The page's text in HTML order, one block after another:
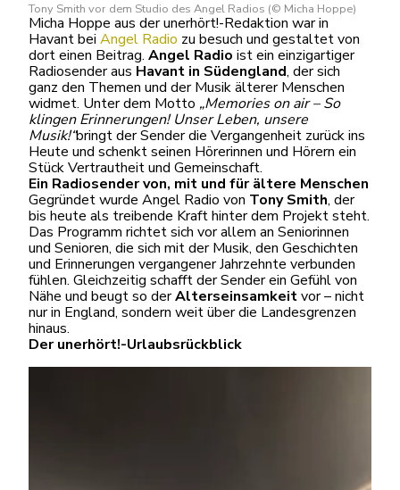
Tony Smith vor dem Studio des Angel Radios (© Micha Hoppe)
Micha Hoppe aus der unerhört!-Redaktion war in
Havant bei Angel Radio zu besuch und gestaltet von
dort einen Beitrag. Angel Radio ist ein einzigartiger
Radiosender aus Havant in Südengland, der sich
ganz den Themen und der Musik älterer Menschen
widmet. Unter dem Motto „Memories on air – So
klingen Erinnerungen! Unser Leben, unsere
Musik!“bringt der Sender die Vergangenheit zurück ins
Heute und schenkt seinen Hörerinnen und Hörern ein
Stück Vertrautheit und Gemeinschaft.
Ein Radiosender von, mit und für ältere Menschen
Gegründet wurde Angel Radio von Tony Smith, der
bis heute als treibende Kraft hinter dem Projekt steht.
Das Programm richtet sich vor allem an Seniorinnen
und Senioren, die sich mit der Musik, den Geschichten
und Erinnerungen vergangener Jahrzehnte verbunden
fühlen. Gleichzeitig schafft der Sender ein Gefühl von
Nähe und beugt so derAlterseinsamkeitvor – nicht
nur in England, sondern weit über die Landesgrenzen
hinaus.
Der unerhört!-Urlaubsrückblick